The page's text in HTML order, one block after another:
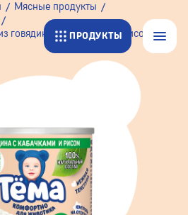
ПРОДУКТЫ
Мясные продукты
говядины с кабачками и рисом